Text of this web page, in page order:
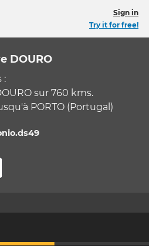
Sign in
Try it for free!
DOURO
:
sur 760 kms.
PORTO (Portugal)